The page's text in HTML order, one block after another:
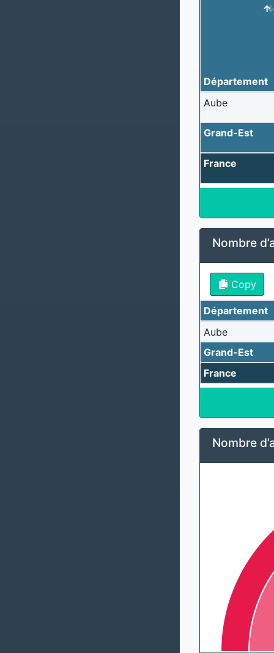
Département
Aube
Grand-Est
France
Nombre
Copy
Département
Aube
Grand-Est
France
Nombre